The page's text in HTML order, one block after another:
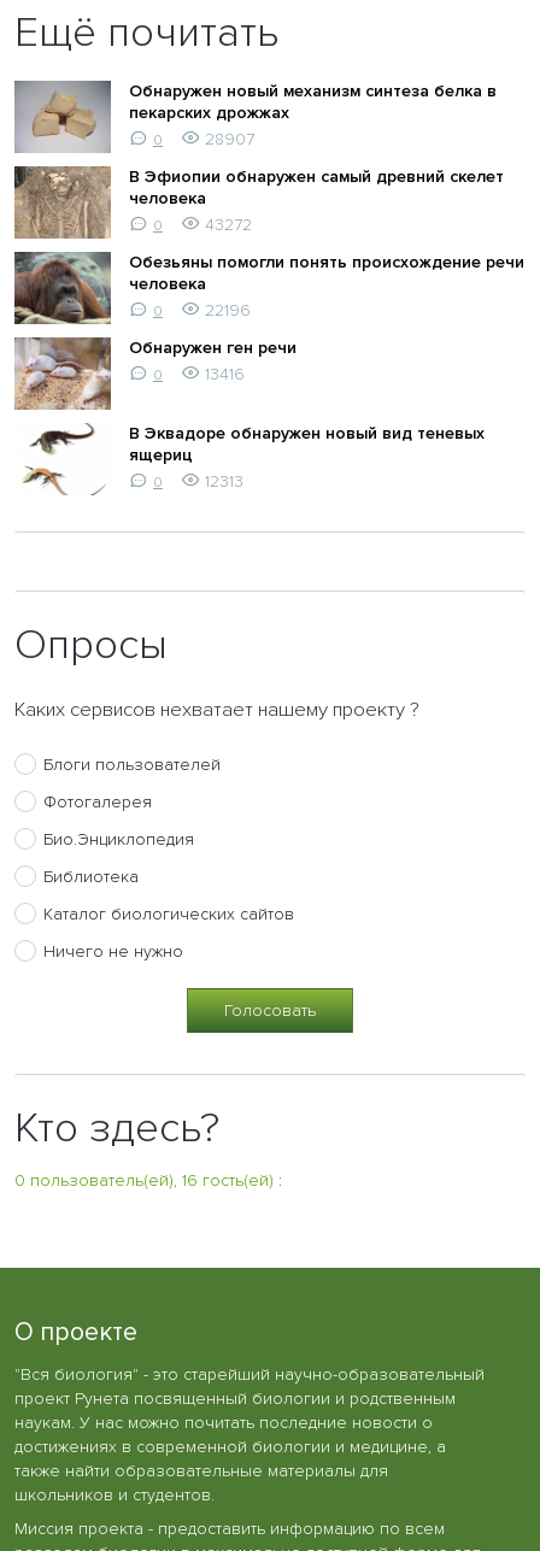
Ещё почитать
Обнаружен новый механизм синтеза белка в
пекарских дрожжах
0
28907
В Эфиопии обнаружен самый древний скелет
человека
0
43272
Обезьяны помогли понять происхождение речи
человека
0
22196
Обнаружен ген речи
0 13416
В Эквадоре обнаружен новый вид теневых
ящериц
0 12313
Опросы
Каких сервисов нехватает нашему проекту ?
Блоги пользователей
Фотогалерея
Био.Энциклопедия
Библиотека
Каталог биологических сайтов
Ничего не нужно
Кто здесь?
0 пользователь(ей), 16 гость(ей) :
О проекте
"Вся биология" - это старейший научно-образовательный
проект Рунета посвященный биологии и родственным
наукам. У нас можно почитать последние новости о
достижениях в современной биологии и медицине, а
также найти образовательные материалы для
школьников и студентов.
Миссия проекта - предоставить информацию по всем